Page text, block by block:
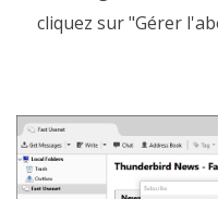
cliquez sur "Gérer